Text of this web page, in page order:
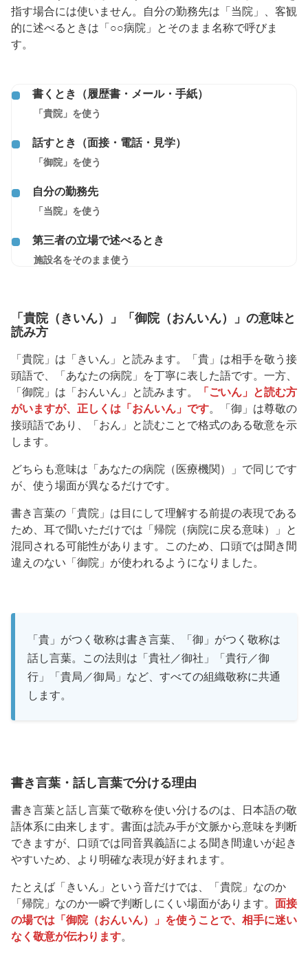
指す場合には使いません。自分の勤務先は「当院」、客観
的に述べるときは「○○病院」とそのまま名称で呼びま
す。
書くとき（履歴書・メール・手紙）
「貴院」を使う
話すとき（面接・電話・見学）
「御院」を使う
自分の勤務先
「当院」を使う
第三者の立場で述べるとき
施設名をそのまま使う
「貴院（きいん）」「御院（おんいん）」の意味と
読み方
「貴院」は「きいん」と読みます。「貴」は相手を敬う接
頭語で、「あなたの病院」を丁寧に表した語です。一方、
「御院」は「おんいん」と読みます。
「ごいん」と読む方
がいますが、正しくは「おんいん」です。「御」は尊敬の
接頭語であり、「おん」と読むことで格式のある敬意を示
します。
どちらも意味は「あなたの病院（医療機関）」で同じです
が、使う場面が異なるだけです。
書き言葉の「貴院」は目にして理解する前提の表現である
ため、耳で聞いただけでは「帰院（病院に戻る意味）」と
混同される可能性があります。このため、口頭では聞き間
違えのない「御院」が使われるようになりました。
「貴」がつく敬称は書き言葉、「御」がつく敬称は
話し言葉。この法則は「貴社／御社」「貴行／御
行」「貴局／御局」など、すべての組織敬称に共通
します。
書き言葉・話し言葉で分ける理由
書き言葉と話し言葉で敬称を使い分けるのは、日本語の敬
語体系に由来します。書面は読み手が文脈から意味を判断
できますが、口頭では同音異義語による聞き間違いが起き
やすいため、より明確な表現が好まれます。
たとえば「きいん」という音だけでは、「貴院」なのか
「帰院」なのか一瞬で判断しにくい場面があります。 面接
の場では「御院（おんいん）」を使うことで、相手に迷い
なく敬意が伝わります。